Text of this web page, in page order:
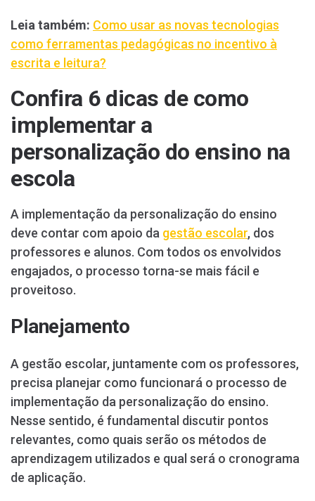
Leia também: Como usar as novas tecnologias
como ferramentas pedagógicas no incentivo à
escrita e leitura?
Confira 6 dicas de como
implementar a
personalização do ensino na
escola
A implementação da personalização do ensino
deve contar com apoio da gestão escolar, dos
professores e alunos. Com todos os envolvidos
engajados, o processo torna-se mais fácil e
proveitoso.
Planejamento
A gestão escolar, juntamente com os professores,
precisa planejar como funcionará o processo de
implementação da personalização do ensino.
Nesse sentido, é fundamental discutir pontos
relevantes, como quais serão os métodos de
aprendizagem utilizados e qual será o cronograma
de aplicação.